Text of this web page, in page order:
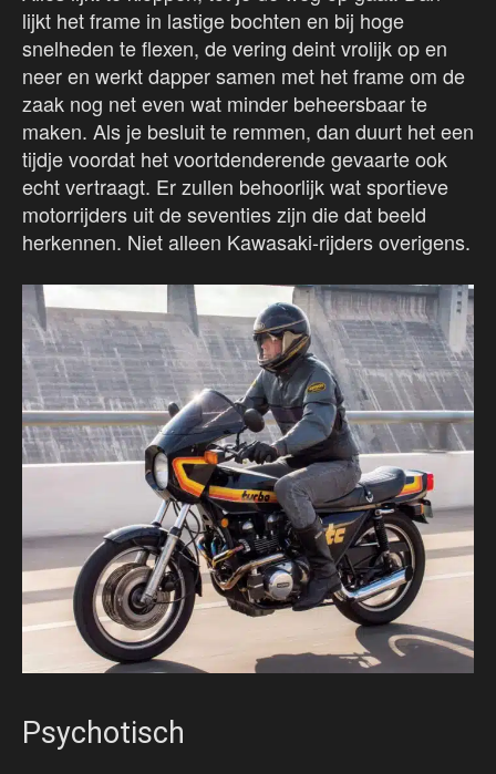
lijkt het frame in lastige bochten en bij hoge
snelheden te flexen, de vering deint vrolijk op en
neer en werkt dapper samen met het frame om de
zaak nog net even wat minder beheersbaar te
maken. Als je besluit te remmen, dan duurt het een
tijdje voordat het voortdenderende gevaarte ook
echt vertraagt. Er zullen behoorlijk wat sportieve
motorrijders uit de seventies zijn die dat beeld
herkennen. Niet alleen Kawasaki-rijders overigens.
Psychotisch